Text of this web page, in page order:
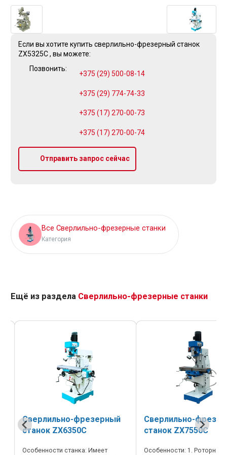
Если вы хотите купить сверлильно-фрезерный станок
ZX5325C , вы можете:
Позвонить:
+375 (29) 500-08-14
+375 (29) 774-74-33
+375 (17) 270-00-73
+375 (17) 270-00-74
Отправить запрос сейчас
Все Сверлильно-фрезерные станки
Категория
Ещё из раздела Сверлильно-фрезерные станки
Сверлильно-фрезерный
станок ZX6350C
Особенности станка: Имеет
Сверлильно-
станок ZX7550C
Особенности: 1. Роторно-